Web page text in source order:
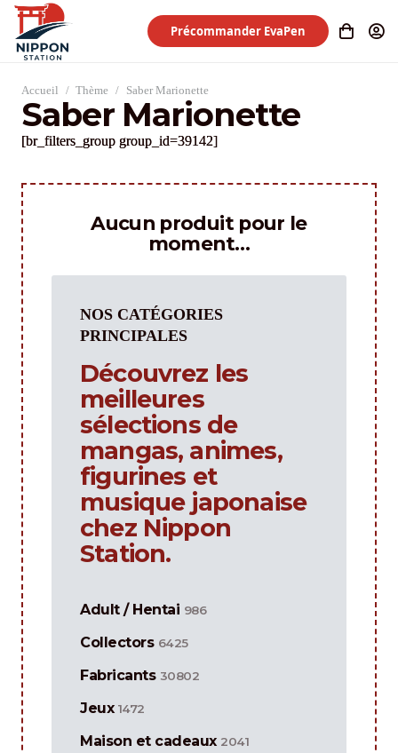
Précommander EvaPen
Accueil / Thème / Saber Marionette
Saber Marionette
[br_filters_group group_id=39142]
Aucun produit pour le
moment…
NOS CATÉGORIES
PRINCIPALES
Découvrez les
meilleures
sélections de
mangas, animes,
figurines et
musique japonaise
chez Nippon
Station.
Adult / Hentai 986
Collectors 6425
Fabricants 30802
Jeux 1472
Maison et cadeaux 2041